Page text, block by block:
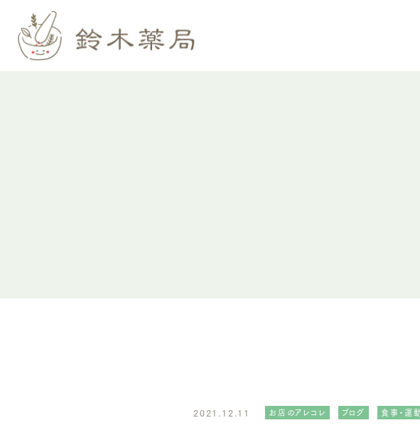
お問い合わせ
2021.12.11 お店のアレコレ ブログ 食事・運